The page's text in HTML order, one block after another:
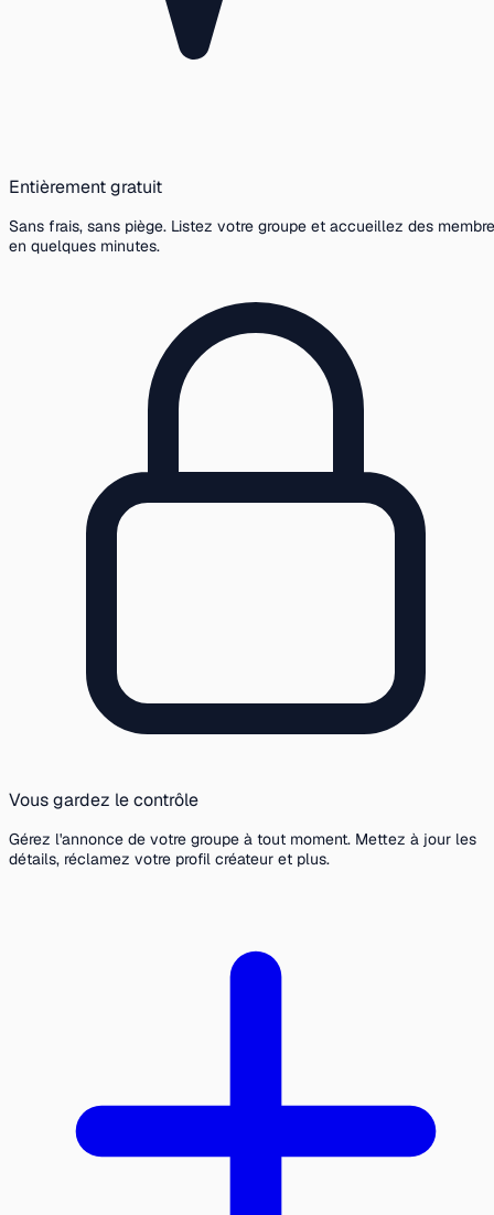
Entièrement gratuit
Sans frais, sans piège. Listez votre groupe et accueillez des
en quelques minutes.
Vous gardez le contrôle
Gérez l'annonce de votre groupe à tout moment. Mettez à jour les
détails, réclamez votre profil créateur et plus.